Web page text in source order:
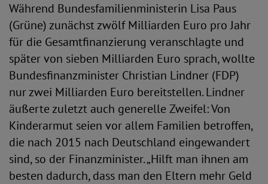
Während Bundesfamilienministerin Lisa Paus
(Grüne) zunächst zwölf Milliarden Euro pro Jahr
für die Gesamtfinanzierung veranschlagte und
später von sieben Milliarden Euro sprach, wollte
Bundesfinanzminister Christian Lindner (FDP)
nur zwei Milliarden Euro bereitstellen. Lindner
äußerte zuletzt auch generelle Zweifel: Von
Kinderarmut seien vor allem Familien betroffen,
die nach 2015 nach Deutschland eingewandert
sind, so der Finanzminister. „Hilft man ihnen am
besten dadurch, dass man den Eltern mehr Geld